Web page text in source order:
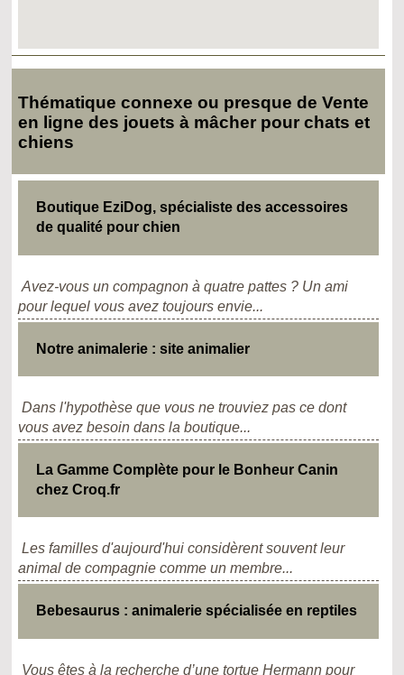
Thématique connexe ou presque de Vente
en ligne des jouets à mâcher pour chats et
chiens
Boutique EziDog, spécialiste des accessoires
de qualité pour chien
Avez-vous un compagnon à quatre pattes ? Un ami
pour lequel vous avez toujours envie...
Notre animalerie : site animalier
Dans l'hypothèse que vous ne trouviez pas ce dont
vous avez besoin dans la boutique...
La Gamme Complète pour le Bonheur Canin
chez Croq.fr
Les familles d'aujourd'hui considèrent souvent leur
animal de compagnie comme un membre...
Bebesaurus : animalerie spécialisée en reptiles
Vous êtes à la recherche d’une tortue Hermann pour